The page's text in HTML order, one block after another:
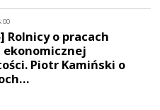
Rolnicy o pracach
ekonomicznej
Piotr Kamiński o